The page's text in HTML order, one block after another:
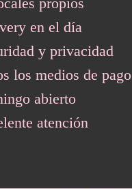
en el día
y privacidad
los medios de pago
abierto
atención